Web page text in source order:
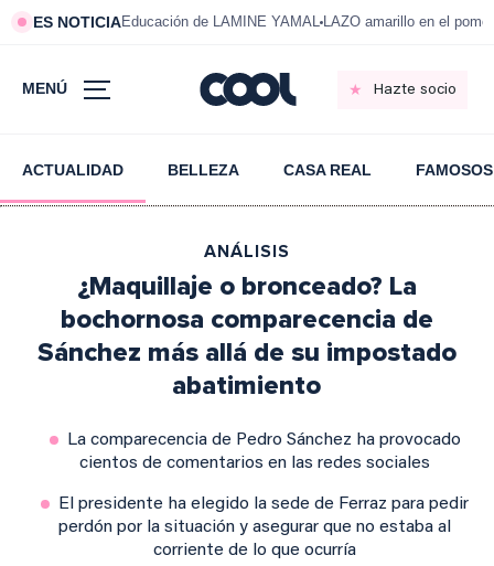
ES NOTICIAEducación de LAMINE YAMAL LAZO amarillo en el
MENÚ Hazte socio
ACTUALIDAD BELLEZA CASA REAL FAMOSOS
ANÁLISIS
¿Maquillaje o bronceado? La
bochornosa comparecencia de
Sánchez más allá de su impostado
abatimiento
La comparecencia de Pedro Sánchez ha provocado
cientos de comentarios en las redes sociales
El presidente ha elegido la sede de Ferraz para pedir
perdón por la situación y asegurar que no estaba al
corriente de lo que ocurría